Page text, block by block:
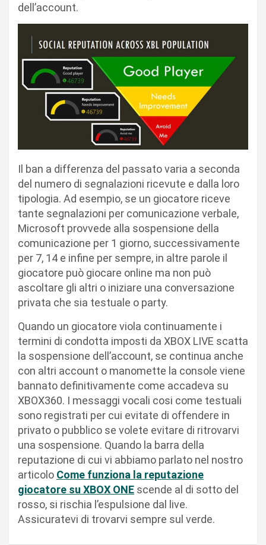
dell’account.
Il ban a differenza del passato varia a seconda
del numero di segnalazioni ricevute e dalla loro
tipologia. Ad esempio, se un giocatore riceve
tante segnalazioni per comunicazione verbale,
Microsoft provvede alla sospensione della
comunicazione per 1 giorno, successivamente
per 7, 14 e infine per sempre, in altre parole il
giocatore può giocare online ma non può
ascoltare gli altri o iniziare una conversazione
privata che sia testuale o party.
Quando un giocatore viola continuamente i
termini di condotta imposti da XBOX LIVE scatta
la sospensione dell’account, se continua anche
con altri account o manomette la console viene
bannato definitivamente come accadeva su
XBOX360. I messaggi vocali cosi come testuali
sono registrati per cui evitate di offendere in
privato o pubblico se volete evitare di ritrovarvi
una sospensione. Quando la barra della
reputazione di cui vi abbiamo parlato nel nostro
articolo Come funziona la reputazione
giocatore su XBOX ONE scende al di sotto del
rosso, si rischia l’espulsione dal live.
Assicuratevi di trovarvi sempre sul verde.